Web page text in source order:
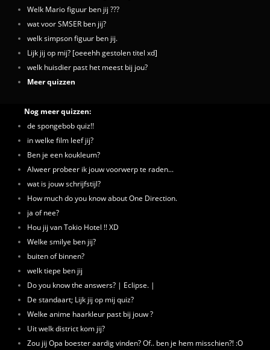
Welk Mario figuur ben jij ???
wat voor SMSER ben jij?
welk simpson figuur ben jij.
Lijk jij op mij? [oeeehh gestolen titel xd]
welk huisdier past het meest bij jou?
Meer quizzen
Nog meer quizzen:
de spongebob quiz!!
in welke film leef jij?
Ben je een koukleum?
Alweer probeer ik jouw voorwerp te raden...
wat is jouw schrijfstijl?
How much do you know about One Direction.
ja of nee?
Hou jij van Tokio Hotel !! XD
Welke smilye ben jij?
buiten of binnen?
welk tiepe ben jij
Do you know the answers? | Eclipse. |
De standaart; Lijk jij op mij quiz?
Welke anime haarkleur past bij jouw ?
Uit welk district kom jij?
Zou jij Opa boester aardig vinden? Of.. ben je hem misschien?! :O